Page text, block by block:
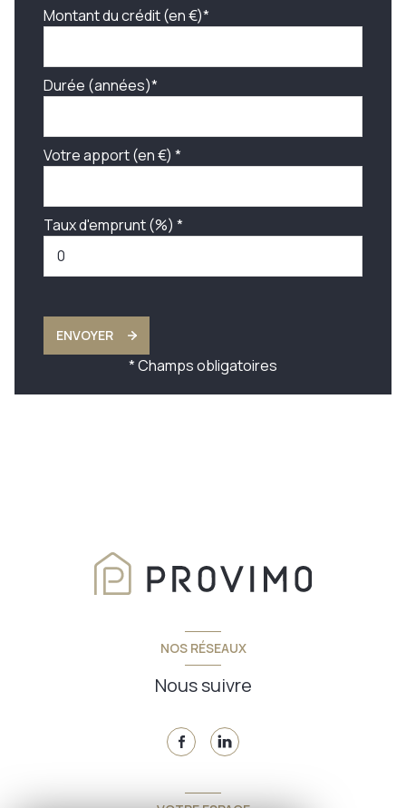
Montant du crédit (en €)*
Durée (années)*
Votre apport (en €) *
Taux d'emprunt (%) *
ENVOYER
* Champs obligatoires
NOS RÉSEAUX
Nous suivre